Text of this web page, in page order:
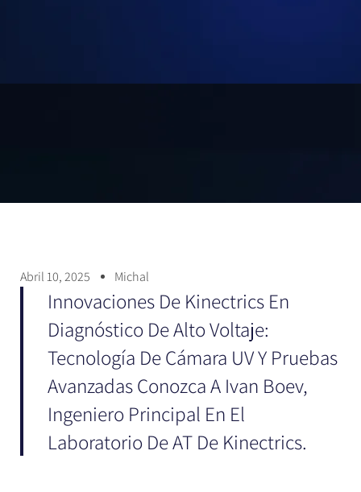
Abril 10, 2025 Michal
Innovaciones De Kinectrics En
Diagnóstico De Alto Voltaje:
Tecnología De Cámara UV Y Pruebas
Avanzadas Conozca A Ivan Boev,
Ingeniero Principal En El
Laboratorio De AT De Kinectrics.